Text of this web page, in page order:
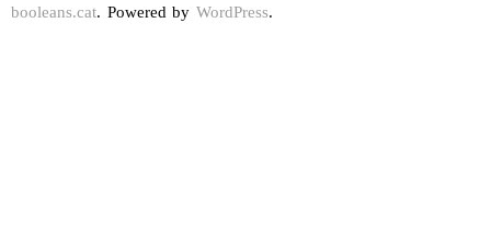
booleans.cat. Powered by WordPress.